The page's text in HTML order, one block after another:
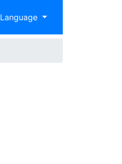
Language